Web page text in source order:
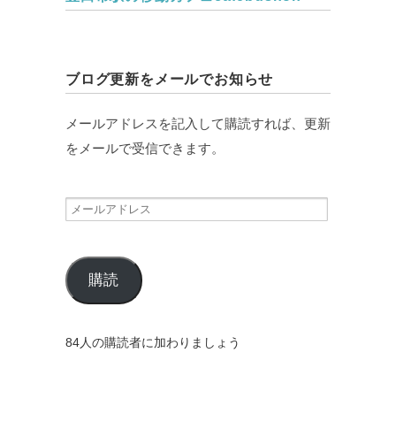
ブログ更新をメールでお知らせ
メールアドレスを記入して購読すれば、更新
をメールで受信できます。
メ
ル
ア
ド
購読
84人の購読者に加わりましょう